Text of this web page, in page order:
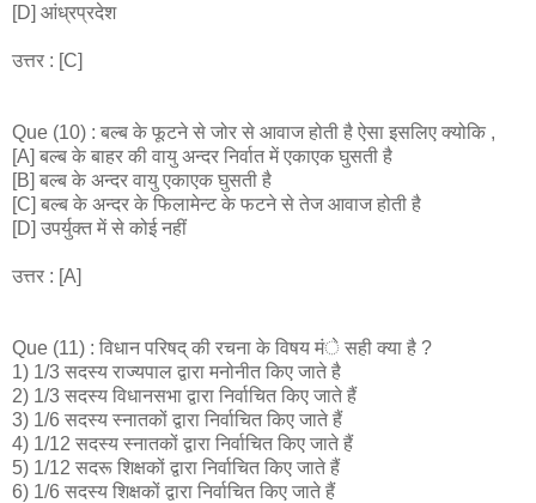
[D] आंध्रप्रदेश
उत्तर : [C]
Que (10) : बल्ब के फूटने से जोर से आवाज होती है ऐसा इसलिए क्योकि ,
[A] बल्ब के बाहर की वायु अन्दर निर्वात में एकाएक घुसती है
[B] बल्ब के अन्दर वायु एकाएक घुसती है
[C] बल्ब के अन्दर के फिलामेन्ट के फटने से तेज आवाज होती है
[D] उपर्युक्त में से कोई नहीं
उत्तर : [A]
Que (11) : विधान परिषद् की रचना के विषय मंे सही क्या है ?
1) 1/3 सदस्य राज्यपाल द्वारा मनोनीत किए जाते है
2) 1/3 सदस्य विधानसभा द्वारा निर्वाचित किए जाते हैं
3) 1/6 सदस्य स्नातकों द्वारा निर्वाचित किए जाते हैं
4) 1/12 सदस्य स्नातकों द्वारा निर्वाचित किए जाते हैं
5) 1/12 सदरू शिक्षकों द्वारा निर्वाचित किए जाते हैं
6) 1/6 सदस्य शिक्षकों द्वारा निर्वाचित किए जाते हैं